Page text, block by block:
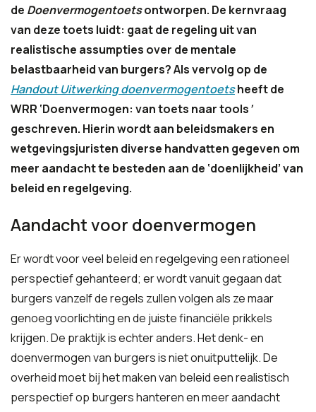
de Doenvermogentoetsontworpen. De kernvraag
van deze toets luidt: gaat de regeling uit van
realistische assumpties over de mentale
belastbaarheid van burgers? Als vervolg op de
Handout Uitwerking doenvermogentoetsheeft de
WRR ‘Doenvermogen: van toets naar tools’
geschreven. Hierin wordt aan beleidsmakers en
wetgevingsjuristen diverse handvatten gegeven om
meer aandacht te besteden aan de ‘doenlijkheid’ van
beleid en regelgeving.
Aandacht voor doenvermogen
Er wordt voor veel beleid en regelgeving een rationeel
perspectief gehanteerd; er wordt vanuit gegaan dat
burgers vanzelf de regels zullen volgen als ze maar
genoeg voorlichting en de juiste financiële prikkels
krijgen. De praktijk is echter anders. Het denk- en
doenvermogen van burgers is niet onuitputtelijk. De
overheid moet bij het maken van beleid een realistisch
perspectief op burgers hanteren en meer aandacht